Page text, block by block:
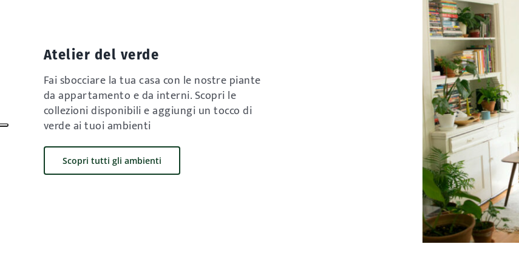
Atelier del verde
Fai sbocciare la tua casa con le nostre piante
da appartamento e da interni. Scopri le
collezioni disponibili e aggiungi un tocco di
verde ai tuoi ambienti
Scopri tutti gli ambienti